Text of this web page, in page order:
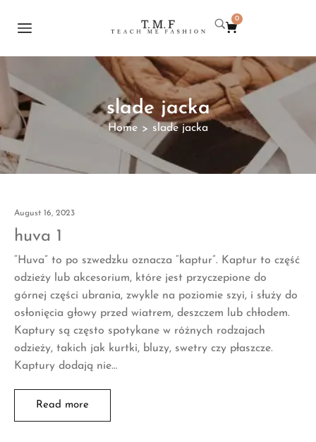
0
slade jacka
Home > slade jacka
August 16, 2023
huva 1
“Huva” to po szwedzku oznacza “kaptur”. Kaptur to część
odzieży lub akcesorium, które jest przyczepione do
górnej części ubrania, zwykle na poziomie szyi, i służy do
osłonięcia głowy przed wiatrem, deszczem lub chłodem.
Kaptury są często spotykane w różnych rodzajach
odzieży, takich jak kurtki, bluzy, swetry czy płaszcze.
Kaptury dodają nie…
Read more